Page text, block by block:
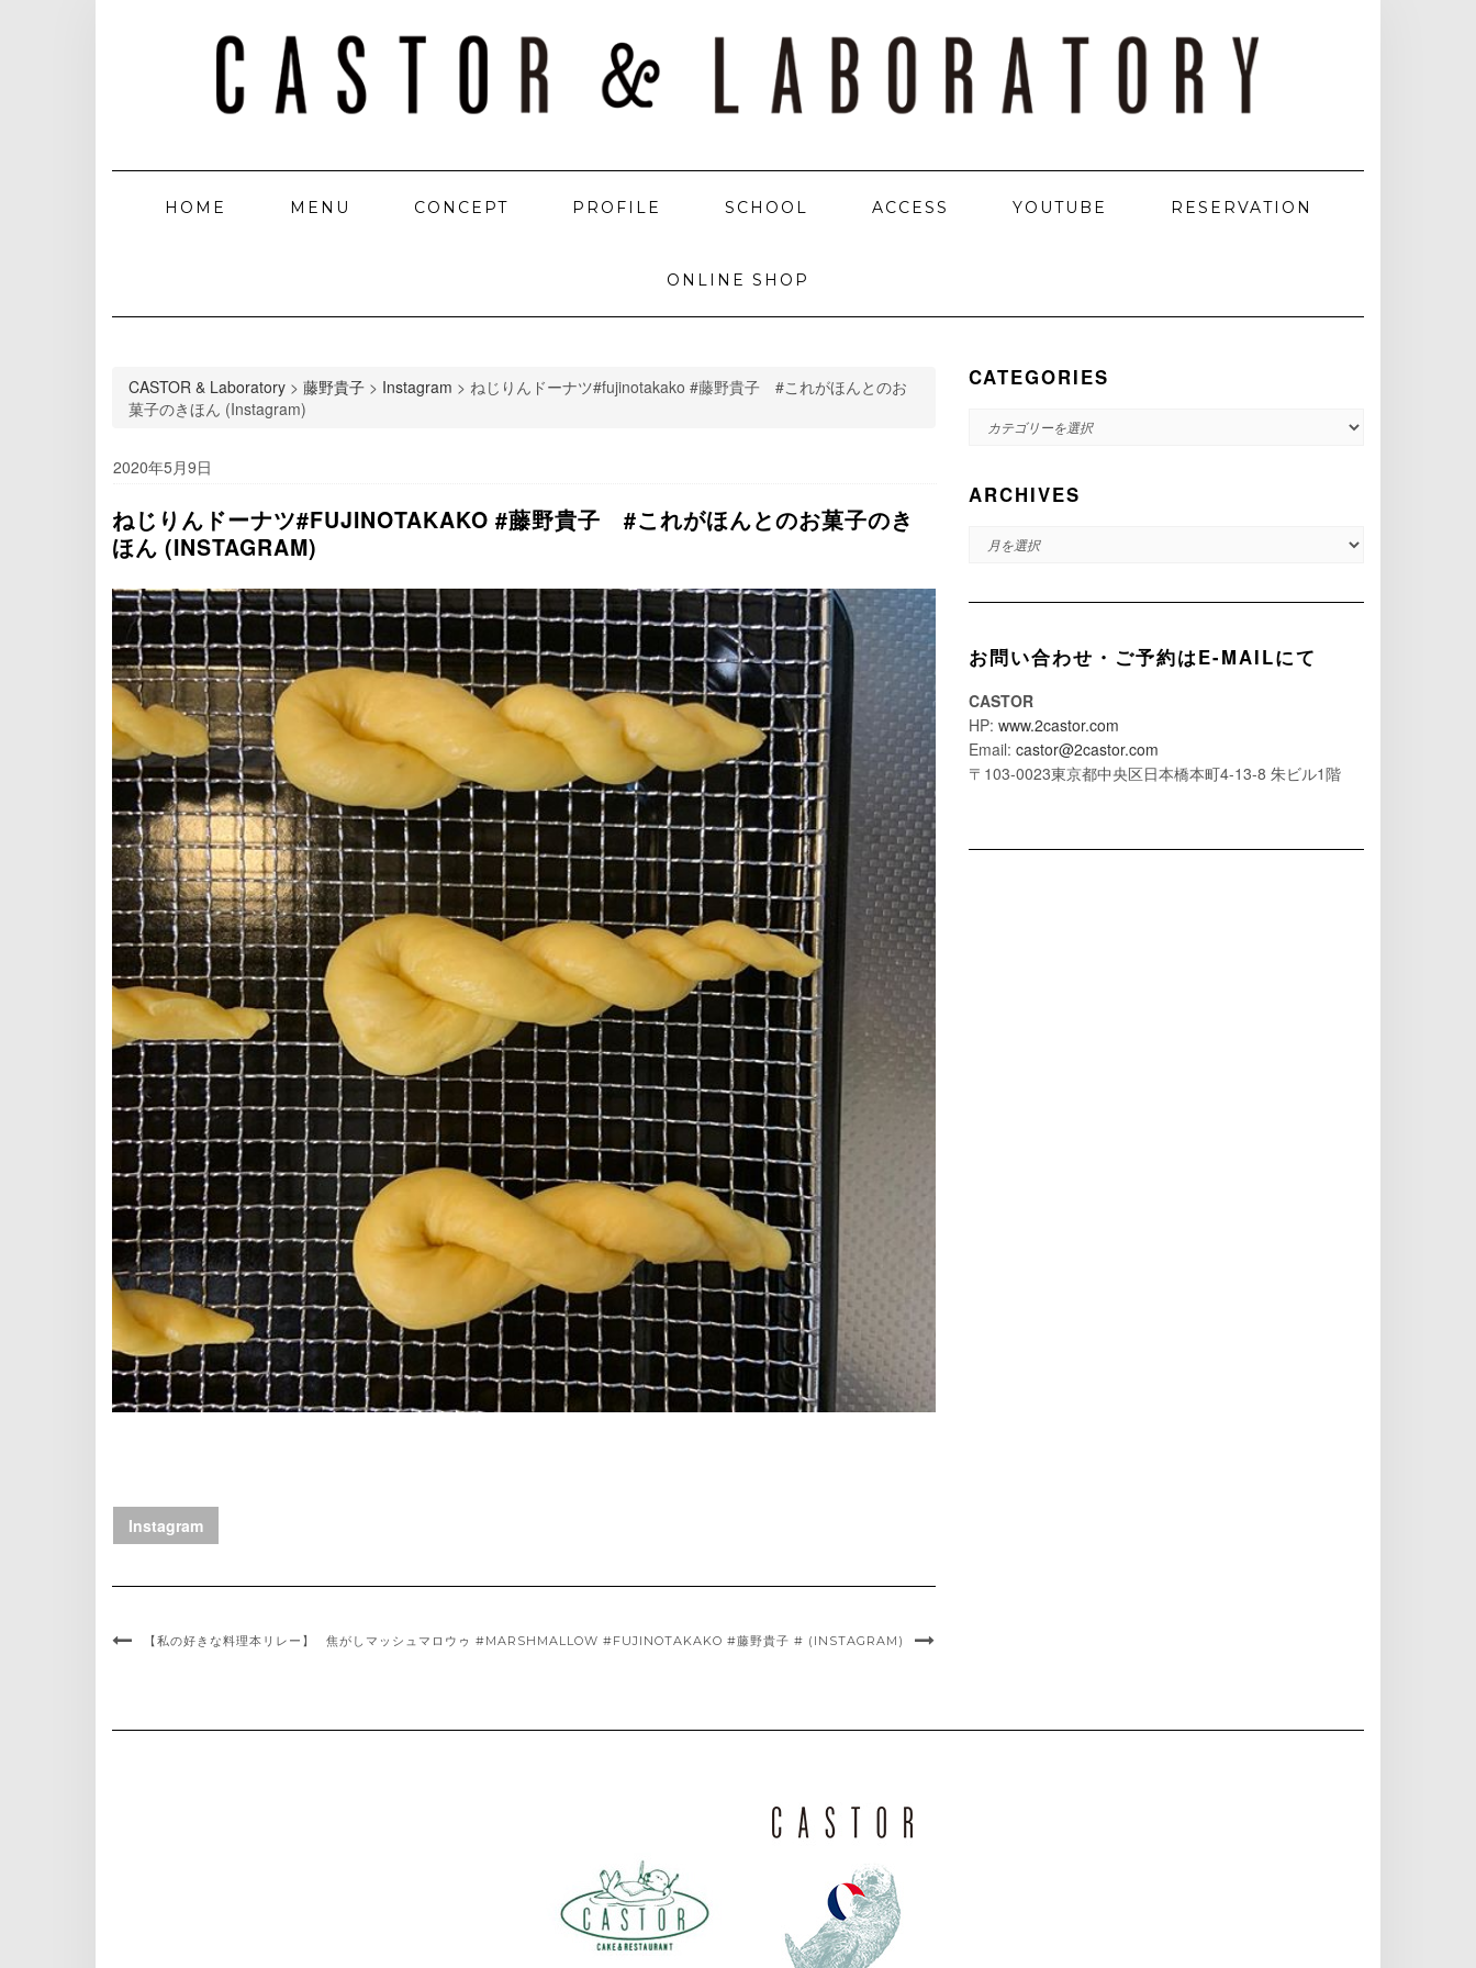
HOME MENU CONCEPT PROFILE SCHOOL ACCESS YOUTUBE RESERVATION
ONLINE SHOP
CASTOR & Laboratory > 藤野貴子 > Instagram > ねじりんドーナツ#fujinotakako #藤野貴子 #これがほんとのお
菓子のきほん (Instagram)
2020年5月9日
ねじりんドーナツ#FUJINOTAKAKO #藤野貴子 #これがほんとのお菓子のき
ほん (INSTAGRAM)
Instagram
【私の好きな料理本リレー】 焦がしマッシュマロウゥ #MARSHMALLOW #FUJINOTAKAKO #藤野貴子 # (INSTAGRAM)
CATEGORIES
CATEGORIES
ARCHIVES
ARCHIVES
お問い合わせ・ご予約はE-MAILにて
CASTOR
HP: www.2castor.com
Email: castor@2castor.com
〒103-0023東京都中央区日本橋本町4-13-8 朱ビル1階